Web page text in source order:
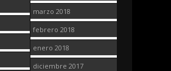
marzo 2018
febrero 2018
enero 2018
diciembre 2017